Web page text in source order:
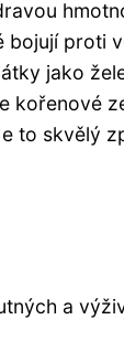
proti
jako
kořenové
to skvělý
a